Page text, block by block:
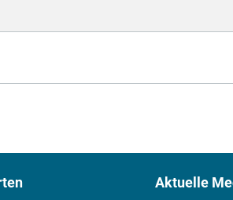
Aktuelle